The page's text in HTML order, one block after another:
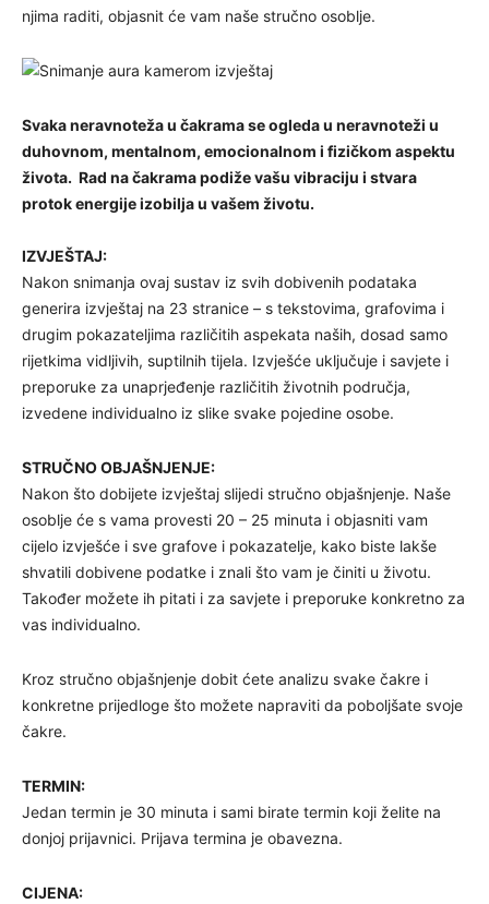
njima raditi, objasnit će vam naše stručno osoblje.
Svaka neravnoteža u čakrama se ogleda u neravnoteži u
duhovnom, mentalnom, emocionalnom i fizičkom aspektu
života. Rad na čakrama podiže vašu vibraciju i stvara
protok energije izobilja u vašem životu.
IZVJEŠTAJ:
Nakon snimanja ovaj sustav iz svih dobivenih podataka
generira izvještaj na 23 stranice – s tekstovima, grafovima i
drugim pokazateljima različitih aspekata naših, dosad samo
rijetkima vidljivih, suptilnih tijela. Izvješće uključuje i savjete i
preporuke za unaprjeđenje različitih životnih područja,
izvedene individualno iz slike svake pojedine osobe.
STRUČNO OBJAŠNJENJE:
Nakon što dobijete izvještaj slijedi stručno objašnjenje. Naše
osoblje će s vama provesti 20 – 25 minuta i objasniti vam
cijelo izvješće i sve grafove i pokazatelje, kako biste lakše
shvatili dobivene podatke i znali što vam je činiti u životu.
Također možete ih pitati i za savjete i preporuke konkretno za
vas individualno.
Kroz stručno objašnjenje dobit ćete analizu svake čakre i
konkretne prijedloge što možete napraviti da poboljšate svoje
čakre.
TERMIN:
Jedan termin je 30 minuta i sami birate termin koji želite na
donjoj prijavnici. Prijava termina je obavezna.
CIJENA: